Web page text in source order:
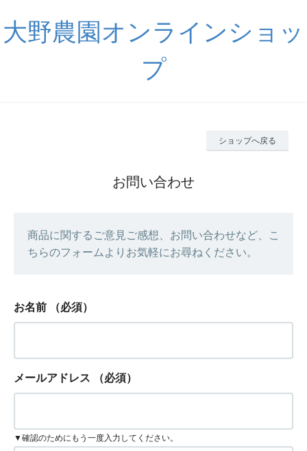
大野農園オンラインショッ
プ
ショップへ戻る
お問い合わせ
商品に関するご意見ご感想、お問い合わせなど、こ
ちらのフォームよりお気軽にお尋ねください。
お名前 （必須）
メールアドレス （必須）
▼確認のためにもう一度入力してください。